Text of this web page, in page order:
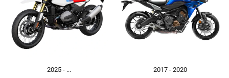
2025 - ... 2017 - 2020